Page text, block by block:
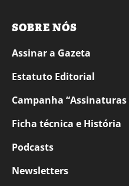
SOBRE NÓS
Assinar a Gazeta
Estatuto Editorial
Campanha
Ficha técnica e História
Podcasts
Newsletters